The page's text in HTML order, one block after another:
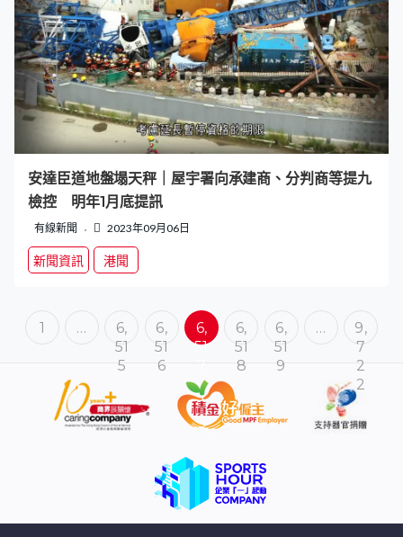
安達臣道地盤塌天秤｜屋宇署向承建商、分判商等提九
檢控 明年1月底提訊
有線新聞 2023年09月06日
新聞資訊 港聞
1 …
6,
51
5
6,
51
6
6,
51
6,
51
8
6,
51
9
…
9,
7
2
2